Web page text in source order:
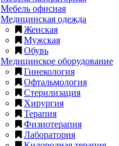
Мебель офисная
Медицинская одежда
Женская
Мужская
Обувь
Медицинское оборудование
Гинекология
Офтальмология
Стерилизация
Хирургия
Терапия
Физиотерапия
Лаборатория